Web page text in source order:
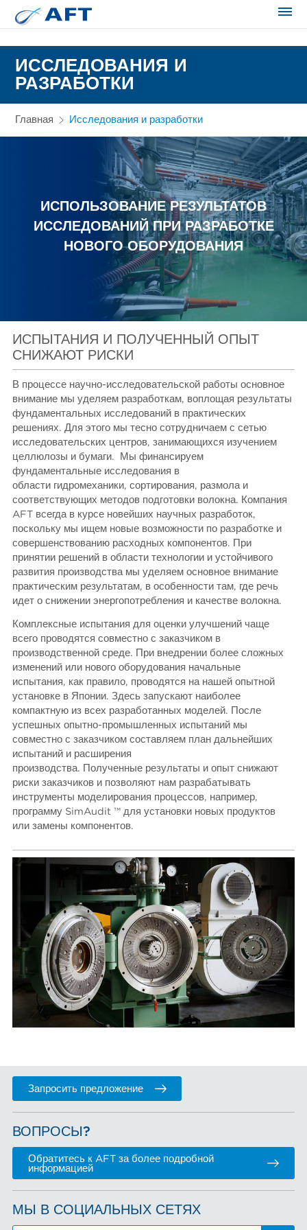
ИССЛЕДОВАНИЯ И
РАЗРАБОТКИ
Главная Исследования и разработки
ИСПОЛЬЗОВАНИЕ РЕЗУЛЬТАТОВ
ИССЛЕДОВАНИЙ ПРИ РАЗРАБОТКЕ
НОВОГО ОБОРУДОВАНИЯ
ИСПЫТАНИЯ И ПОЛУЧЕННЫЙ ОПЫТ
СНИЖАЮТ РИСКИ
В процессе научно-исследовательской работы основное
внимание мы уделяем разработкам, воплощая результаты
фундаментальных исследований в практических
решениях. Для этого мы тесно сотрудничаем с сетью
исследовательских центров, занимающихся изучением
целлюлозы и бумаги. Мы финансируем
фундаментальные исследования в
области гидромеханики, сортирования, размола и
соответствующих методов подготовки волокна. Компания
AFT всегда в курсе новейших научных разработок,
поскольку мы ищем новые возможности по разработке и
совершенствованию расходных компонентов. При
принятии решений в области технологии и устойчивого
развития производства мы уделяем основное внимание
практическим результатам, в особенности там, где речь
идет о снижении энергопотребления и качестве волокна.
Комплексные испытания для оценки улучшений чаще
всего проводятся совместно с заказчиком в
производственной среде. При внедрении более сложных
изменений или нового оборудования начальные
испытания, как правило, проводятся на нашей опытной
установке в Японии. Здесь запускают наиболее
компактную из всех разработанных моделей. После
успешных опытно-промышленных испытаний мы
совместно с заказчиком составляем план дальнейших
испытаний и расширения
производства. Полученные результаты и опыт снижают
риски заказчиков и позволяют нам разрабатывать
инструменты моделирования процессов, например,
программу SimAudit ™ для установки новых продуктов
или замены компонентов.
Запросить предложение
ВОПРОСЫ?
Обратитесь к AFT за более подробной
информацией
МЫ В СОЦИАЛЬНЫХ СЕТЯХ